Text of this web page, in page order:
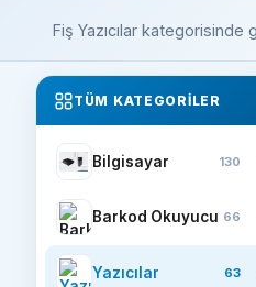
Fiş Yazıcılar
TÜM KATEGORILER
Bilgisayar 130
Barkod Okuyucu 66
Yazıcılar 63